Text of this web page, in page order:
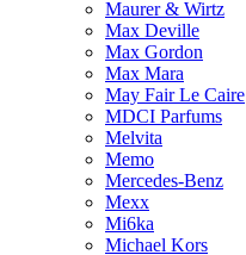
Maurer & Wirtz
Max Deville
Max Gordon
Max Mara
May Fair Le Caire
MDCI Parfums
Melvita
Memo
Mercedes-Benz
Mexx
Mi6ka
Michael Kors